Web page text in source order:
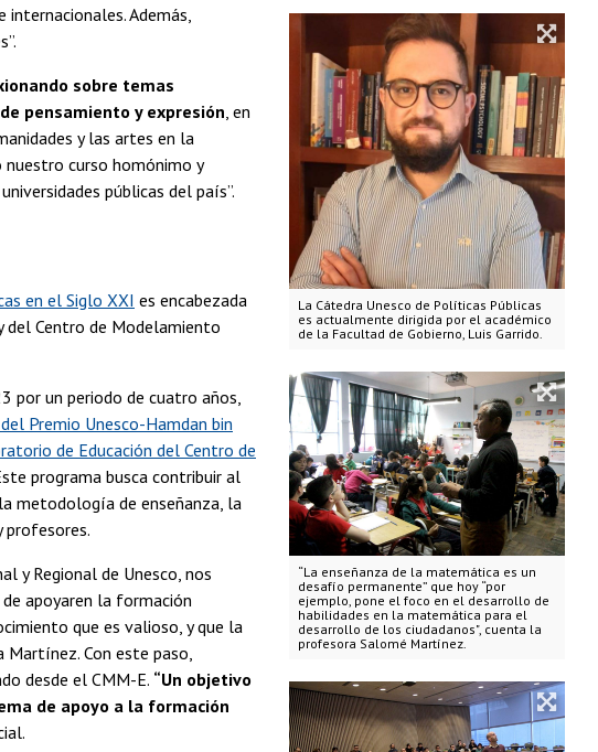
La Cátedra Unesco de Políticas Públicas
es actualmente dirigida por el académico
de la Facultad de Gobierno, Luis Garrido.
“La enseñanza de la matemática es un
desafío permanente” que hoy “por
ejemplo, pone el foco en el desarrollo de
habilidades en la matemática para el
desarrollo de los ciudadanos", cuenta la
profesora Salomé Martínez.
Además,
sobre temas
pensamiento y expresión , en
y las artes en la
nuestro curso homónimo y
públicas del país”.
en el Siglo XXI es encabezada
del Centro de Modelamiento
por un periodo de cuatro años,
Premio Unesco-Hamdan bin
de Educación del Centro de
programa busca contribuir al
metodología de enseñanza, la
profesores.
y Regional de Unesco, nos
apoyaren la formación
que es valioso, y que la
Con este paso,
desde el CMM-E. “Un objetivo
de apoyo a la formación